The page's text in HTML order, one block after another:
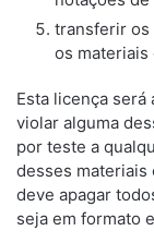
transferir os
os
Esta licença
violar alguma
por teste a
desses materiais
deve apagar
seja em formato